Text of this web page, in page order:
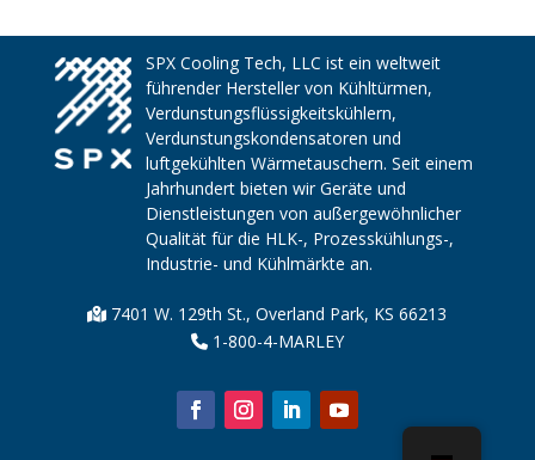
SPX Cooling Tech, LLC ist ein weltweit
führender Hersteller von Kühltürmen,
Verdunstungsflüssigkeitskühlern,
Verdunstungskondensatoren und
luftgekühlten Wärmetauschern. Seit einem
Jahrhundert bieten wir Geräte und
Dienstleistungen von außergewöhnlicher
Qualität für die HLK-, Prozesskühlungs-,
Industrie- und Kühlmärkte an.
7401 W. 129th St., Overland Park, KS 66213
1-800-4-MARLEY